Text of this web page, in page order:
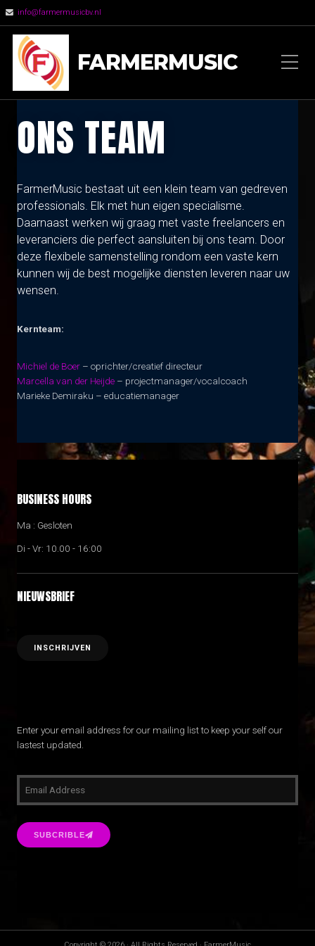
info@farmermusicbv.nl
FARMERMUSIC
ONS TEAM
FarmerMusic bestaat uit een klein team van gedreven
professionals. Elk met hun eigen specialisme.
Daarnaast werken wij graag met vaste freelancers en
leveranciers die perfect aansluiten bij ons team. Door
deze flexibele samenstelling rondom een vaste kern
kunnen wij de best mogelijke diensten leveren naar uw
wensen.
Kernteam:
Michiel de Boer – oprichter/creatief directeur
Marcella van der Heijde – projectmanager/vocalcoach
Marieke Demiraku – educatiemanager
BUSINESS HOURS
Ma : Gesloten
Di - Vr: 10.00 - 16:00
NIEUWSBRIEF
Enter your email address for our mailing list to keep your self our
lastest updated.
SUBCRIBLE